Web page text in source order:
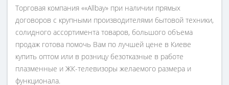
Торговая компания ««Allbay» при наличии прямых
договоров с крупными производителями бытовой техники,
солидного ассортимента товаров, большого объема
продаж готова помочь Вам по лучшей цене в Киеве
купить оптом или в розницу безотказные в работе
плазменные и ЖК-телевизоры желаемого размера и
функционала.